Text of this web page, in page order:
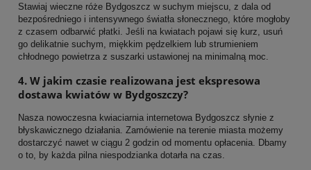
Stawiaj wieczne róże Bydgoszcz w suchym miejscu, z dala od
bezpośredniego i intensywnego światła słonecznego, które mogłoby
z czasem odbarwić płatki. Jeśli na kwiatach pojawi się kurz, usuń
go delikatnie suchym, miękkim pędzelkiem lub strumieniem
chłodnego powietrza z suszarki ustawionej na minimalną moc.
4. W jakim czasie realizowana jest ekspresowa
dostawa kwiatów w Bydgoszczy?
Nasza nowoczesna kwiaciarnia internetowa Bydgoszcz słynie z
błyskawicznego działania. Zamówienie na terenie miasta możemy
dostarczyć nawet w ciągu 2 godzin od momentu opłacenia. Dbamy
o to, by każda pilna niespodzianka dotarła na czas.